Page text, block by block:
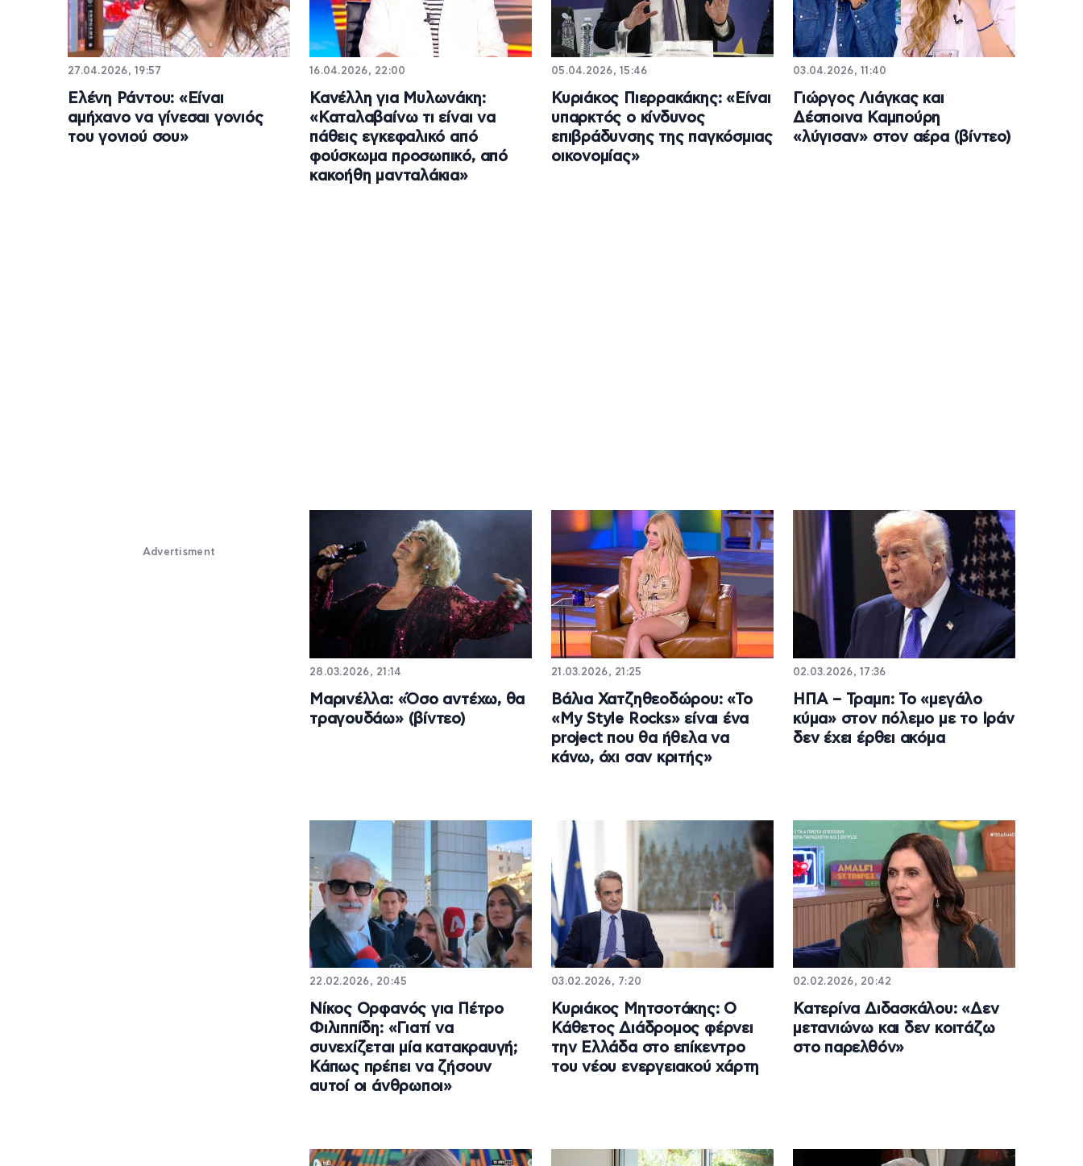
27.04.2026, 19:57
Ελένη Ράντου: «Είναι
αμήχανο να γίνεσαι γονιός
του γονιού σου»
16.04.2026, 22:00
Κανέλλη για Μυλωνάκη:
«Καταλαβαίνω τι είναι να
πάθεις εγκεφαλικό από
φούσκωμα προσωπικό, από
κακοήθη μανταλάκια»
05.04.2026, 15:46
Κυριάκος Πιερρακάκης: «Είναι
υπαρκτός ο κίνδυνος
επιβράδυνσης της παγκόσμιας
οικονομίας»
03.04.2026, 11:40
Γιώργος Λιάγκας και
Δέσποινα Καμπούρη
«λύγισαν» στον αέρα (βίντεο)
Advertisment
28.03.2026, 21:14
Μαρινέλλα: «Όσο αντέχω, θα
τραγουδάω» (βίντεο)
21.03.2026, 21:25
Βάλια Χατζηθεοδώρου: «Το
«My Style Rocks» είναι ένα
project που θα ήθελα να
κάνω, όχι σαν κριτής»
02.03.2026, 17:36
ΗΠΑ – Τραμπ: Το «μεγάλο
κύμα» στον πόλεμο με το Ιράν
δεν έχει έρθει ακόμα
22.02.2026, 20:45
Νίκος Ορφανός για Πέτρο
Φιλιππίδη: «Γιατί να
συνεχίζεται μία κατακραυγή;
Κάπως πρέπει να ζήσουν
αυτοί οι άνθρωποι»
03.02.2026, 7:20
Κυριάκος Μητσοτάκης: Ο
Κάθετος Διάδρομος φέρνει
την Ελλάδα στο επίκεντρο
του νέου ενεργειακού χάρτη
02.02.2026, 20:42
Κατερίνα Διδασκάλου: «Δεν
μετανιώνω και δεν κοιτάζω
στο παρελθόν»